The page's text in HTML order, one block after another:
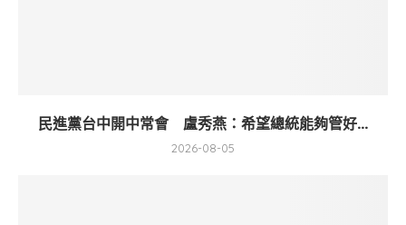
民進黨台中開中常會 盧秀燕：希望總統能夠管好...
2026-08-05